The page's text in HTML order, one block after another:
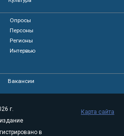
Опросы
Персоны
Регионы
Интервью
Вакансии
г.
в
Карта сайта